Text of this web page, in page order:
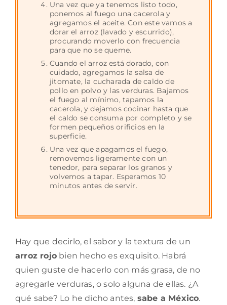
Una vez que ya tenemos listo todo,
ponemos al fuego una cacerola y
agregamos el aceite. Con este vamos a
dorar el arroz (lavado y escurrido),
procurando moverlo con frecuencia
para que no se queme.
Cuando el arroz está dorado, con
cuidado, agregamos la salsa de
jitomate, la cucharada de caldo de
pollo en polvo y las verduras. Bajamos
el fuego al mínimo, tapamos la
cacerola, y dejamos cocinar hasta que
el caldo se consuma por completo y se
formen pequeños orificios en la
superficie.
Una vez que apagamos el fuego,
removemos ligeramente con un
tenedor, para separar los granos y
volvemos a tapar. Esperamos 10
minutos antes de servir.
Hay que decirlo, el sabor y la textura de un
arroz rojo bien hecho es exquisito. Habrá
quien guste de hacerlo con más grasa, de no
agregarle verduras, o solo alguna de ellas. ¿A
qué sabe? Lo he dicho antes, sabe a México.